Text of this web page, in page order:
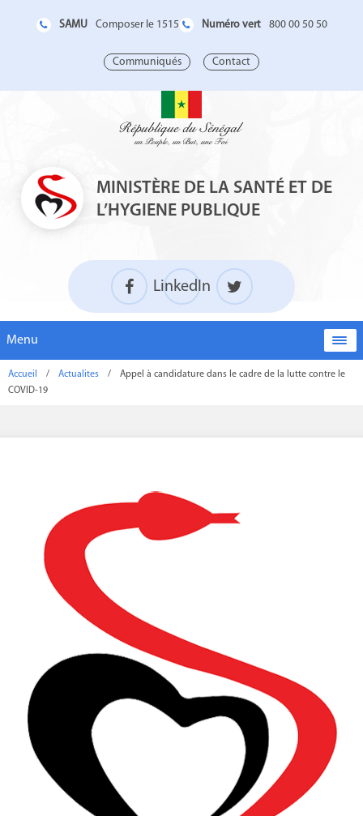
SAMU Composer le 1515 Numéro vert 800 00 50 50
Communiqués Contact
MINISTÈRE DE LA SANTÉ ET DE
L’HYGIENE PUBLIQUE
LinkedIn
Menu
Accueil / Actualites /
Appel à candidature dans le cadre de la lutte contre le
COVID-19